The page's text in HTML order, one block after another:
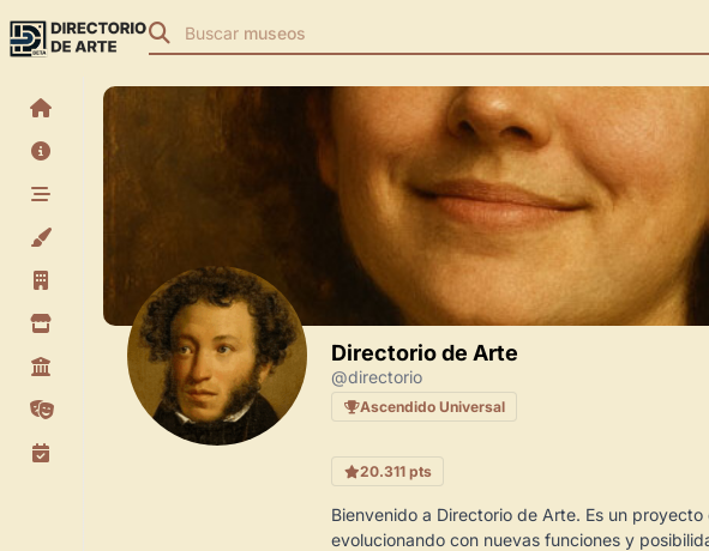
Buscar museos
Directoriode Arte
@directorio
Ascendido Universal
20.311 pts
Bienvenido a Directorio de Arte. Es un
evolucionando con nuevas funciones y